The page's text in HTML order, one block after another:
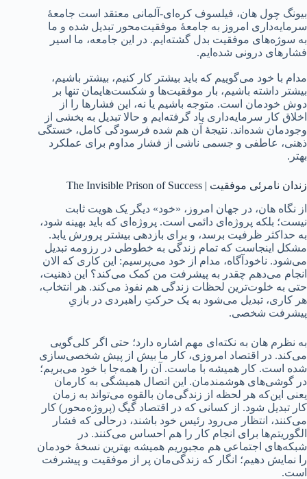
بیونگ چول هان، فیلسوف کره‌ای-آلمانی معتقد است جامعۀ
سرمایه‌داری امروز به جامعۀ موفقیت‌محور تبدیل شده و ما
به سوژه‌های موفقیت بدل گشته‌ایم. در این جامعه، ما اسیر
فشارهای درونی‌ شده‌ایم.
مدام با خود می‌گوییم که باید بیشتر کار کنیم، بیشتر باشیم،
بیشتر داشته باشیم، بار موفقیت‌ها و شکست‌هایمان تنها بر
دوش خودمان است. متوجه باشیم یا نه، این فشارها را از
اخلاق کار سرمایه‌داری یاد گرفته‌ایم و حالا تبدیل به بخشی از
وجودمان شده‌اند. نتیجۀ آن هم شده فرسودگی کامل، خستگی
ذهنی، عاطفی و جسمی ناشی از فشار مداوم برای عملکرد
بهتر.
زندان نامرئی موفقیت | The Invisible Prison of Success
از نگاه هان، در جهان امروز، «خود» دیگر یک هویت ثابت
نیست؛ بلکه پروژه‌ای دائمی است. پروژه‌ای که باید بهینه شود،
به حداکثر ظرفیت برسد، و برای بازدهی بیشتر پرورش یابد.
مشکل اینجاست که تمام زندگی به خطوطی در رزومه تبدیل
می‌شود. ناخودآگاه، مدام از خود می‌پرسیم: این کاری که الان
انجام می‌دهم چقدر به پیشرفت من کمک می‌کند؟ این ذهنیت،
حتی به خلوت‌ترین لحظات زندگی هم نفوذ می‌کند. هر انتخاب،
هر کاری، تبدیل می‌شود به یک حرکتِ راهبردی در بازیِ
پیشرفت شخصی.
به نظرم هان به نکته‌ای مهم اشاره دارد؛ حتی اگر کلی‌گویی
می‌کند. در اقتصاد امروزی، کار ما بیش از پیش شخصی‌سازی
شده است. کار همیشه با ماست. آن را همه‌جا با خود می‌بریم؛
در گوشی‌های هوشمندمان. این اتصال همیشگی به کارمان
یعنی این‌که هر لحظه از زندگی‌مان بالقوه می‌تواند به زمان
کار تبدیل شود. از کسانی که در اقتصاد گیگ (پروژه‌محور) کار
می‌کنند، انتظار می‌رود رئیس خود باشند، درحالی که فشار
الگوریتم‌ها برای انجام کار را هم احساس می‌کنند. در
شبکه‌های اجتماعی هم مجبوریم همیشه بهترین نسخۀ خودمان
را نمایش دهیم؛ انگار که زندگی‌مان پر از موفقیت و پیشرفت
است.